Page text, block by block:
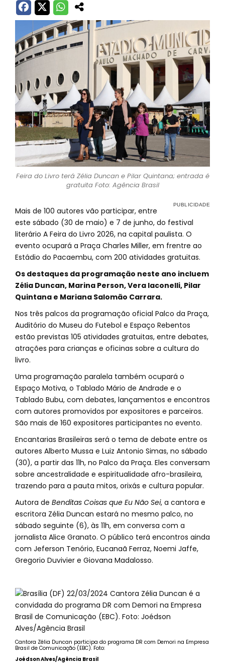
Feira do Livro terá Zélia Duncan e Pilar Quintana; entrada é
gratuita Foto: Agência Brasil
Mais de 100 autores vão participar, entre
este sábado (30 de maio) e 7 de junho, do festival
literário A Feira do Livro 2026, na capital paulista. O
evento ocupará a Praça Charles Miller, em frentre ao
Estádio do Pacaembu, com 200 atividades gratuitas.
Os destaques da programação neste ano incluem
Zélia Duncan, Marina Person, Vera Iaconelli, Pilar
Quintana e Mariana Salomão Carrara.
Nos três palcos da programação oficial Palco da Praça,
Auditório do Museu do Futebol e Espaço Rebentos
estão previstas 105 atividades gratuitas, entre debates,
atrações para crianças e oficinas sobre a cultura do
livro.
Uma programação paralela também ocupará o
Espaço Motiva, o Tablado Mário de Andrade e o
Tablado Bubu, com debates, lançamentos e encontros
com autores promovidos por expositores e parceiros.
São mais de 160 expositores participantes no evento.
Encantarias Brasileiras será o tema de debate entre os
autores Alberto Mussa e Luiz Antonio Simas, no sábado
(30), a partir das 11h, no Palco da Praça. Eles conversam
sobre ancestralidade e espiritualidade afro-brasileira,
trazendo para a pauta mitos, orixás e cultura popular.
Autora de Benditas Coisas que Eu Não Sei, a cantora e
escritora Zélia Duncan estará no mesmo palco, no
sábado seguinte (6), às 11h, em conversa com a
jornalista Alice Granato. O público terá encontros ainda
com Jeferson Tenório, Eucanaã Ferraz, Noemi Jaffe,
Gregorio Duvivier e Giovana Madalosso.
Cantora Zélia Duncan participa do programa DR com Demori na Empresa
Brasil de Comunicação (EBC). Foto:
Joédson Alves/Agência Brasil